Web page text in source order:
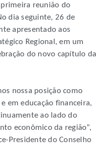
reunião do
dia seguinte, 26 de
apresentado aos
Regional, em um
do novo capítulo da
nossa posição como
em educação financeira,
ao lado do
econômico da região”,
Presidente do Conselho